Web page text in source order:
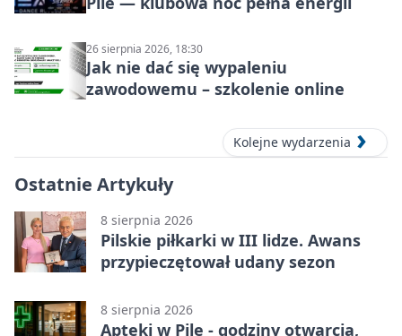
26 sierpnia 2026, 18:30
Jak nie dać się wypaleniu
zawodowemu – szkolenie online
Kolejne wydarzenia
Ostatnie Artykuły
8 sierpnia 2026
Pilskie piłkarki w III lidze. Awans
przypieczętował udany sezon
8 sierpnia 2026
Apteki w Pile - godziny otwarcia,